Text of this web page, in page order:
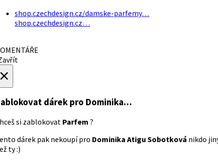
shop.czechdesign.cz/damske-parfemy…
shop.czechdesign.cz…
dárek pro Dominika…
si zablokovat Parfem ?
dárek pak nekoupí pro Dominika Atigu Sobotková nikdo
ty :)